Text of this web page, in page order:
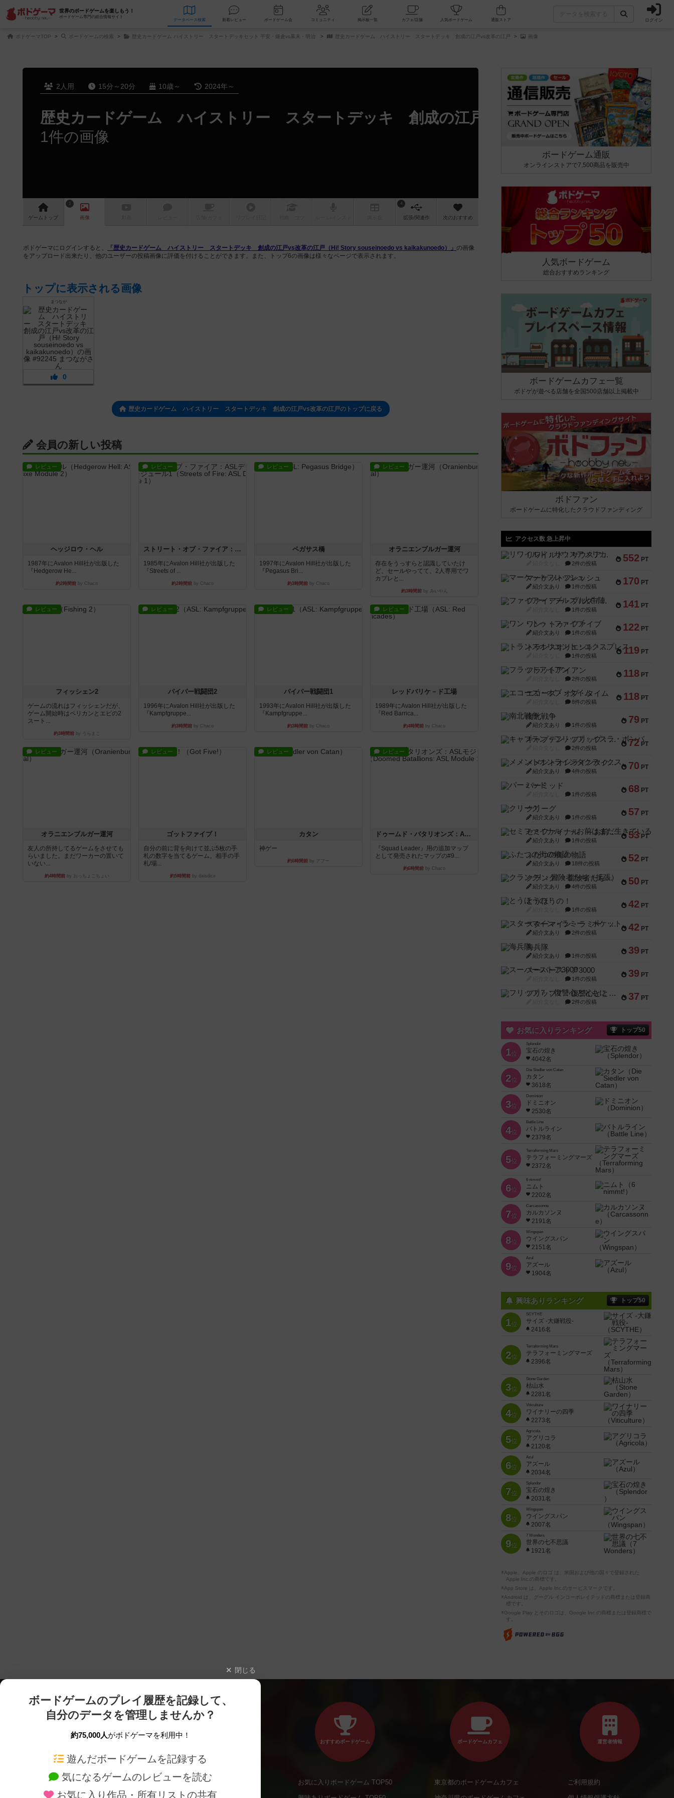
世界のボードゲームを楽しもう！
ボードゲーム専門の総合情報サイト
データベース 検索 新着レビュー ボードゲーム会 コミュニティ 掲示板一覧 カフェ/店舗 人気ボードゲーム ログイン
ボドゲーマTOP ボードゲームの検索 歴史カードゲーム ハイストリー スタートデッキセット 平安・鎌倉vs幕末・明治 歴史カードゲーム ハイストリー スタートデッキ 創成の江戸vs改革の江戸 画像
2人用 15分～20分 10歳～ 2024年～
歴史カードゲーム ハイストリー スタートデッキ 創成の江戸vs改革の江戸
1件の画像
ゲーム トップ
1
画像
4
拡張/関連作 次のおすすめ
ボドゲーマにログインすると、 「歴史カードゲーム ハイストリー スタートデッキ 創成の江戸vs改革の江戸（Hi! Story souseinoedo vs kaikakunoedo）」 の画像
をアップロード出来たり、他のユーザーの投稿画像に評価を付けることができます。また、トップ6の画像は様々なページで表示されます。
トップに表示される画像
まつなが
0
歴史カードゲーム ハイストリー スタートデッキ 創成の江戸vs改革の江戸のトップに戻る
会員の新しい投稿
レビュー
ヘッジロウ・ヘル
1987年にAvalon Hill社が出版した
『Hedgerow He...
約2時間前 by Chaco
レビュー
ストリート・オブ・ファイア：ASLデラックスモジュール1
1985年にAvalon Hill社が出版した
『Streets of ...
約2時間前 by Chaco
レビュー
ペガサス橋
1997年にAvalon Hill社が出版した
『Pegasus Bri...
約3時間前 by Chaco
レビュー
オラニエンブルガー運河
存在をうっすらと認識していたけ
ど、セールやってて、2人専用でワ
カプレと...
約3時間前by みいやん
レビュー
フィッシェン2
ゲームの流れはフィッシェンだが、
ゲーム開始時はペリカンとエビの2
スート...
約3時間前by うらまこ
レビュー
パイパー戦闘団2
1996年にAvalon Hill社が出版した
『Kampfgruppe...
約3時間前 by Chaco
レビュー
パイパー戦闘団1
1993年にAvalon Hill社が出版した
『Kampfgruppe...
約3時間前 by Chaco
レビュー
レッドバリケ－ド工場
1989年にAvalon Hill社が出版した
『Red Barrica...
約4時間前 by Chaco
レビュー
オラニエンブルガー運河
友人の所持してるゲームをさせても
らいました。まだワーカーの置いて
いない...
約4時間前by おっちょこちょい
レビュー
ゴットファイブ！
自分の前に背を向けて並ぶ5枚の手
札の数字を当てるゲーム。相手の手
札/場...
約5時間前by daisdice
レビュー
カタン
神ゲー
約6時間前 by アプー
レビュー
ドゥームド・バタリオンズ：ASLモジュール11
『Squad Leader』用の追加マップ
として発売されたマップの#9...
約6時間前 by Chaco
ボードゲーム通販
オンラインストアで7,500商品を販売中
人気ボードゲーム
総合おすすめランキング
ボードゲームカフェ一覧
ボドゲが遊べる店舗を全国500店舗以上掲載中
ボドファン
ボードゲームに特化したクラウドファンディング
アクセス数 急上昇中
552 PT
リワイルド：サウスアメリカ
2件の投稿
170 PT
マーケットフレッシュ
紹介文あり 1件の投稿
141 PT
ファイアー・ブルズ / 火牛陣
1件の投稿
122 PT
ワン・トゥ・ファイブ
紹介文あり 1件の投稿
119 PT
トランスオリエント・エクスプレス
1件の投稿
118 PT
フラットアイアン
2件の投稿
118 PT
エコーズ・オブ・タイム
8件の投稿
79 PT
南北戦争
紹介文あり 1件の投稿
72 PT
キャプテン・フリップ：イスラ・ボンバ
2件の投稿
70 PT
メメントオンラインタクティクス
紹介文あり 4件の投稿
68 PT
パーミッド
1件の投稿
57 PT
クリーグ
紹介文あり 1件の投稿
53 PT
セミファイナル ～お前はまだ生きている～
紹介文あり 1件の投稿
52 PT
ふたつの街の物語
紹介文あり 18件の投稿
50 PT
クランク! ：冒険者たち（拡張）
紹介文あり 4件の投稿
42 PT
とうほうの！
1件の投稿
42 PT
スターマイン・ラミー ポケット
紹介文あり 2件の投稿
39 PT
海兵隊
紹介文あり 1件の投稿
39 PT
スーパーストア3000
1件の投稿
37 PT
フリップ７：復讐心とともに
2件の投稿
お気に入りランキング トップ50
1位
Splendor
宝石の煌き
4042名
2位
Die Siedler von Catan
カタン
3618名
3位
Dominion
ドミニオン
2530名
4位
Battle Line
バトルライン
2379名
5位
Terraforming Mars
テラフォーミングマーズ
2372名
6位
6 nimmt!
ニムト
2202名
7位
Carcassonne
カルカソンヌ
2191名
8位
Wingspan
ウイングスパン
2151名
9位
Azul
アズール
1904名
興味ありランキング トップ50
1位
SCYTHE
サイズ -大鎌戦役-
2416名
2位
Terraforming Mars
テラフォーミングマーズ
2396名
3位
Stone Garden
枯山水
2281名
4位
Viticulture
ワイナリーの四季
2273名
5位
Agricola
アグリコラ
2120名
6位
Azul
アズール
2034名
7位
Splendor
宝石の煌き
2031名
8位
Wingspan
ウイングスパン
2007名
9位
7 Wonders
世界の七不思議
1921名
※Apple、Apple のロゴ は、米国および他の国々で登録された
Apple Inc.の商標です。
※App Store は、Apple Inc.のサービスマークです。
※Android は、グーグル インコーポレイテッドの商標または登録商
標です。
※Google Play とそのロゴは、Google Inc.の商標または登録商標で
す。
閉じる
ボードゲームのプレイ履歴を記録して、
自分のデータを管理しませんか？
約75,000人がボドゲーマを利用中！
遊んだボードゲームを記録する
気になるゲームのレビューを読む
お気に入り作品・所有リストの共有
ボードゲームを検索する 新作・再入荷情報
おすすめボードゲーム
お気に入りボードゲーム TOP50
ボードゲームカフェ
東京都のボードゲームカフェ
運営者情報
ご利用規約